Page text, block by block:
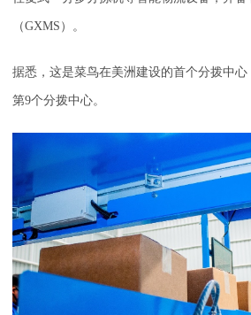
（GXMS）。
据悉，这是菜鸟在美洲建设的首个分拨中
第9个分拨中心。